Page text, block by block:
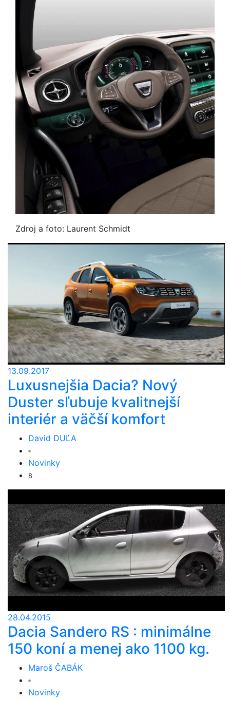
Zdroj a foto: Laurent Schmidt
13.09.2017
Luxusnejšia Dacia? Nový
Duster sľubuje kvalitnejší
interiér a väčší komfort
David DUĽA
Novinky
8
28.04.2015
Dacia Sandero RS : minimálne
150 koní a menej ako 1100 kg.
Maroš ČABÁK
Novinky